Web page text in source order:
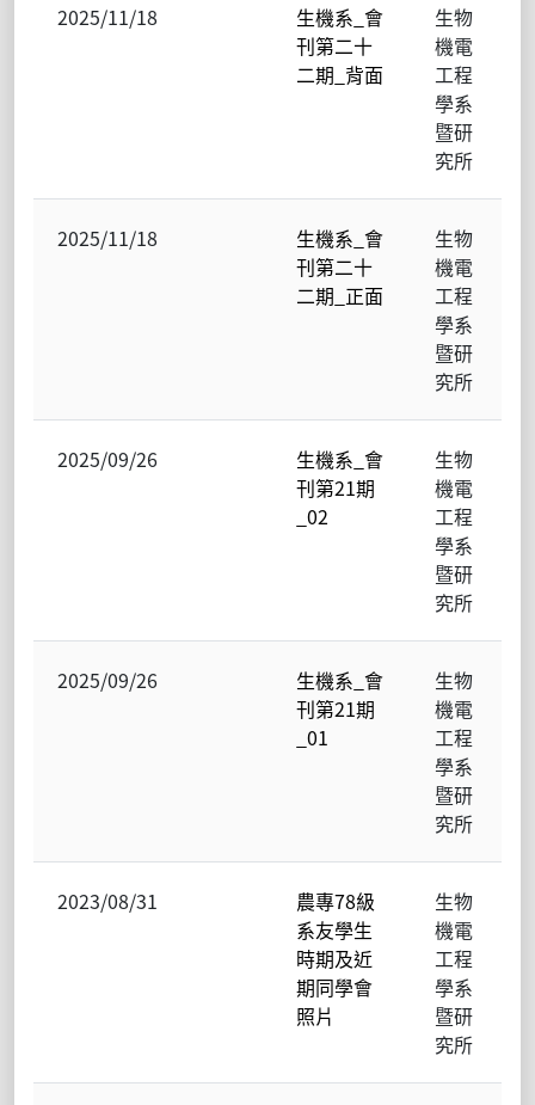
2025/11/18
生機系_會
刊第二十
二期_背面
生物
機電
工程
學系
暨研
究所
2025/11/18
生機系_會
刊第二十
二期_正面
生物
機電
工程
學系
暨研
究所
2025/09/26
生機系_會
刊第21期
_02
生物
機電
工程
學系
暨研
究所
2025/09/26
生機系_會
刊第21期
_01
生物
機電
工程
學系
暨研
究所
2023/08/31
農專78級
系友學生
時期及近
期同學會
照片
生物
機電
工程
學系
暨研
究所